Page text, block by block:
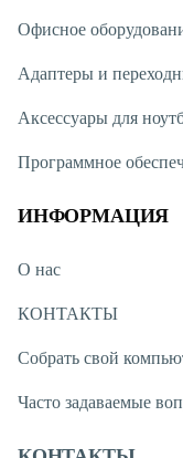
Офисное
Адаптеры и
Аксессуары для
Программное
ИНФОРМАЦИЯ
О нас
КОНТАКТЫ
Собрать свой
Часто задаваемые